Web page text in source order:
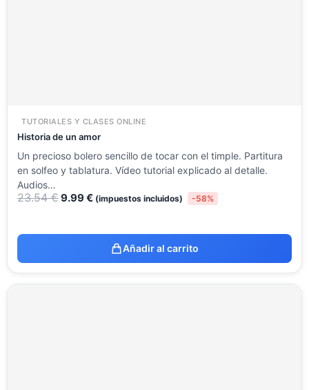
TUTORIALES Y CLASES ONLINE
Historia de un amor
Un precioso bolero sencillo de tocar con el timple. Partitura
en solfeo y tablatura. Vídeo tutorial explicado al detalle.
Audios…
23.54€9.99€ (impuestos incluidos) -58%
Añadir al carrito